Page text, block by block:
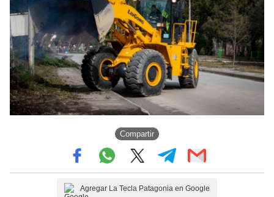
Compartir
Agregar La Tecla Patagonia en Google